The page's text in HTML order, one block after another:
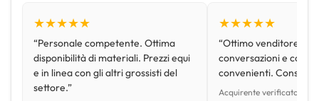
★★★★★
“Personale competente. Ottima
disponibilità di materiali. Prezzi equi
e in linea con gli altri grossisti del
settore.”
★★★★★
“Ottimo venditore,
conversazioni e con
convenienti.
Acquirente verificato •